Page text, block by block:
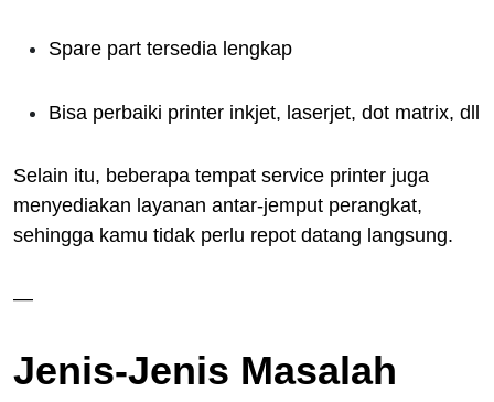
Spare part tersedia lengkap
Bisa perbaiki printer inkjet, laserjet, dot matrix, dll
Selain itu, beberapa tempat service printer juga
menyediakan layanan antar-jemput perangkat,
sehingga kamu tidak perlu repot datang langsung.
—
Jenis-Jenis Masalah